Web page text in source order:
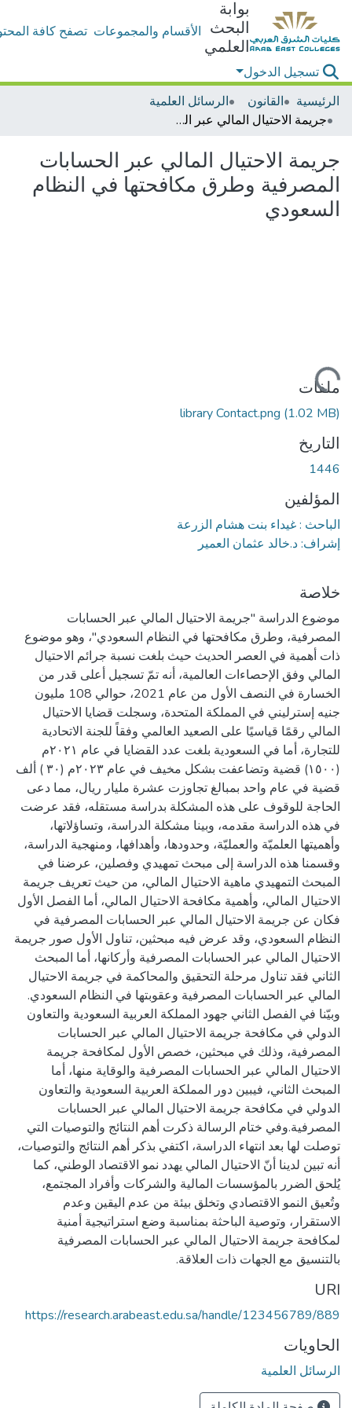
بوابة
البحث
العلمي
الأقسام والمجموعات تصفح كافة
تسجيل الدخول
الرئيسية
القانون
الرسائل العلمية
جريمة الاحتيال المالي عبر الحسابات المصرفية وطرق مكافحتها في النظام السعودي
جريمة الاحتيال المالي عبر الحسابات
المصرفية وطرق مكافحتها في النظام
السعودي
ملفات
library Contact.png (1.02 MB)
التاريخ
1446
المؤلفين
الباحث : غيداء بنت هشام الزرعة
إشراف: د.خالد عثمان العمير
خلاصة
موضوع الدراسة "جريمة الاحتيال المالي عبر الحسابات
المصرفية، وطرق مكافحتها في النظام السعودي"، وهو موضوع
ذات أهمية في العصر الحديث حيث بلغت نسبة جرائم الاحتيال
المالي وفق الإحصاءات العالمية، أنه تمّ تسجيل أعلى قدر من
الخسارة في النصف الأول من عام 2021، حوالي 108 مليون
جنيه إسترليني في المملكة المتحدة، وسجلت قضايا الاحتيال
المالي رقمًا قياسيًا على الصعيد العالمي وفقاً للجنة الاتحادية
للتجارة، أما في السعودية بلغت عدد القضايا في عام ٢٠٢١م
(١٥٠٠) قضية وتضاعفت بشكل مخيف في عام ٢٠٢٣م (٣٠ ) ألف
قضية في عام واحد بمبالغ تجاوزت عشرة مليار ريال، مما دعى
الحاجة للوقوف على هذه المشكلة بدراسة مستقله، فقد عرضت
في هذه الدراسة مقدمه، وبينا مشكلة الدراسة، وتساؤلاتها،
وأهميتها العلميّة والعمليّة، وحدودها، وأهدافها، ومنهجية الدراسة،
وقسمنا هذه الدراسة إلى مبحث تمهيدي وفصلين، عرضنا في
المبحث التمهيدي ماهية الاحتيال المالي، من حيث تعريف جريمة
الاحتيال المالي، وأهمية مكافحة الاحتيال المالي، أما الفصل الأول
فكان عن جريمة الاحتيال المالي عبر الحسابات المصرفية في
النظام السعودي، وقد عرض فيه مبحثين، تناول الأول صور جريمة
الاحتيال المالي عبر الحسابات المصرفية وأركانها، أما المبحث
الثاني فقد تناول مرحلة التحقيق والمحاكمة في جريمة الاحتيال
وبيّنا في الفصل الثاني جهود المملكة العربية السعودية والتعاون
الدولي في مكافحة جريمة الاحتيال المالي عبر الحسابات
المصرفية، وذلك في مبحثين، خصص الأول لمكافحة جريمة
الاحتيال المالي عبر الحسابات المصرفية والوقاية منها، أما
المبحث الثاني، فيبين دور المملكة العربية السعودية والتعاون
الدولي في مكافحة جريمة الاحتيال المالي عبر الحسابات
المصرفية.وفي ختام الرسالة ذكرت أهم النتائج والتوصيات التي
توصلت لها بعد انتهاء الدراسة، اكتفي بذكر أهم النتائج والتوصيات،
أنه تبين لدينا أنّ الاحتيال المالي يهدد نمو الاقتصاد الوطني، كما
يُلحق الضرر بالمؤسسات المالية والشركات وأفراد المجتمع،
وتُعيق النمو الاقتصادي وتخلق بيئة من عدم اليقين وعدم
الاستقرار، وتوصية الباحثة بمناسبة وضع استراتيجية أمنية
لمكافحة جريمة الاحتيال المالي عبر الحسابات المصرفية
بالتنسيق مع الجهات ذات العلاقة.
URI
https://research.arabeast.edu.sa/handle/123456789/889
الحاويات
الرسائل العلمية